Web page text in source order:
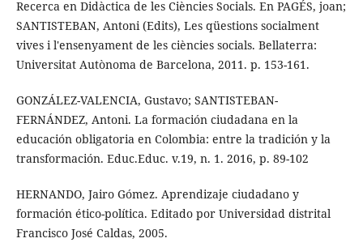
Recerca en Didàctica de les Ciències Socials. En PAGÉS, joan;
SANTISTEBAN, Antoni (Edits), Les qüestions socialment
vives i l'ensenyament de les ciències socials. Bellaterra:
Universitat Autònoma de Barcelona, 2011. p. 153-161.
GONZÁLEZ-VALENCIA, Gustavo; SANTISTEBAN-
FERNÁNDEZ, Antoni. La formación ciudadana en la
educación obligatoria en Colombia: entre la tradición y la
transformación. Educ.Educ. v.19, n. 1. 2016, p. 89-102
HERNANDO, Jairo Gómez. Aprendizaje ciudadano y
formación ético-política. Editado por Universidad distrital
Francisco José Caldas, 2005.